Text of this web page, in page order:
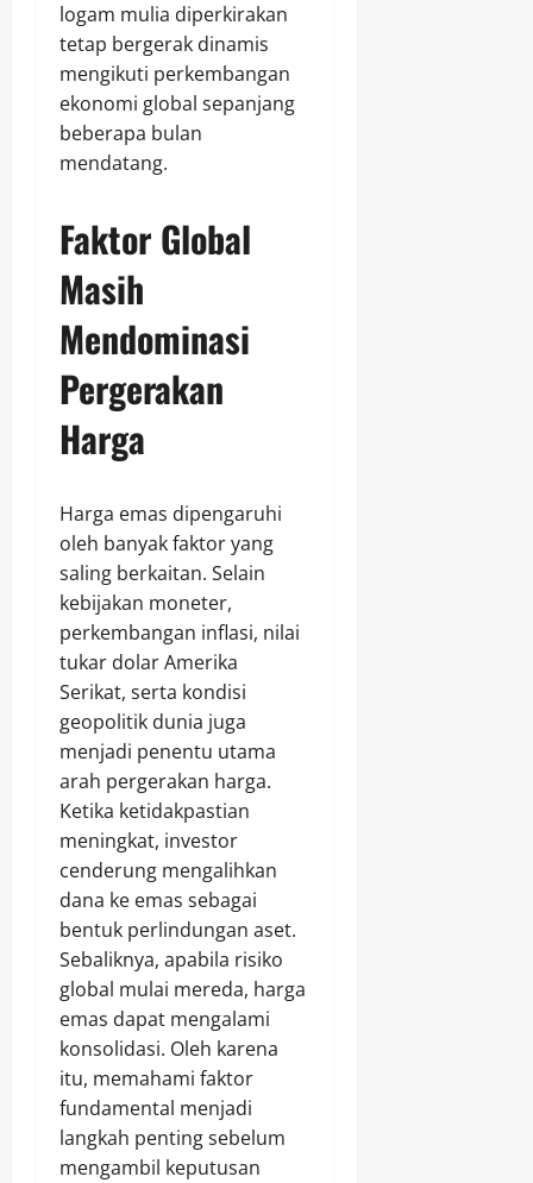
logam mulia diperkirakan
tetap bergerak dinamis
mengikuti perkembangan
ekonomi global sepanjang
beberapa bulan
mendatang.
Faktor Global
Masih
Mendominasi
Pergerakan
Harga
Harga emas dipengaruhi
oleh banyak faktor yang
saling berkaitan. Selain
kebijakan moneter,
perkembangan inflasi, nilai
tukar dolar Amerika
Serikat, serta kondisi
geopolitik dunia juga
menjadi penentu utama
arah pergerakan harga.
Ketika ketidakpastian
meningkat, investor
cenderung mengalihkan
dana ke emas sebagai
bentuk perlindungan aset.
Sebaliknya, apabila risiko
global mulai mereda, harga
emas dapat mengalami
konsolidasi. Oleh karena
itu, memahami faktor
fundamental menjadi
langkah penting sebelum
mengambil keputusan